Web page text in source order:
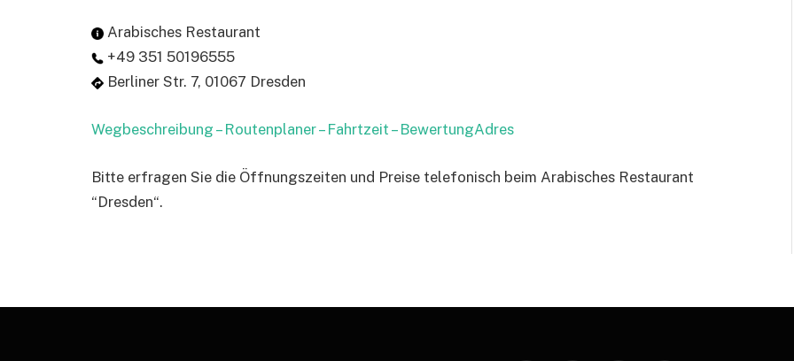
Arabisches Restaurant
+49 351 50196555
Berliner Str. 7, 01067 Dresden
Wegbeschreibung – Routenplaner – Fahrtzeit – BewertungAdres
Bitte erfragen Sie die Öffnungszeiten und Preise telefonisch beim Arabisches Restaurant
“Dresden“.